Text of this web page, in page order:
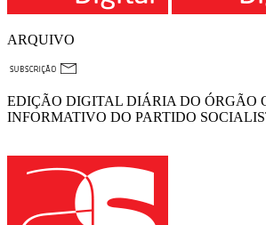
ARQUIVO
EDIÇÃO DIGITAL DIÁRIA DO ÓRGÃO
INFORMATIVO DO PARTIDO